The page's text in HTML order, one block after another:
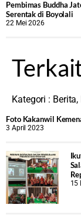
‎Pembimas Buddha
Serentak di Boyolali
22 Mei 2026
Kategori : Berita,
Foto Kakanwil
3 April 2023
15